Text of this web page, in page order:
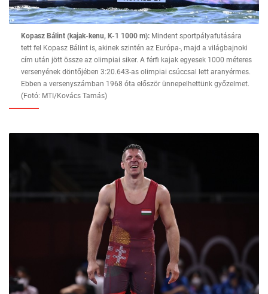
Kopasz Bálint (kajak-kenu, K-1 1000 m): Mindent sportpályafutására
tett fel Kopasz Bálint is, akinek szintén az Európa-, majd a világbajnoki
cím után jött össze az olimpiai siker. A férfi kajak egyesek 1000 méteres
versenyének döntőjében 3:20.643-as olimpiai csúccsal lett aranyérmes.
Ebben a versenyszámban 1968 óta először ünnepelhettünk győzelmet.
(Fotó: MTI/Kovács Tamás)